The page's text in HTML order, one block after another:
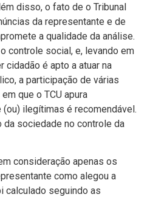
disso, o fato de o Tribunal
da representante e de
a qualidade da análise.
controle social, e, levando em
cidadão é apto a atuar na
a participação de várias
que o TCU apura
ilegítimas é recomendável.
da sociedade no controle da
consideração apenas os
como alegou a
calculado seguindo as